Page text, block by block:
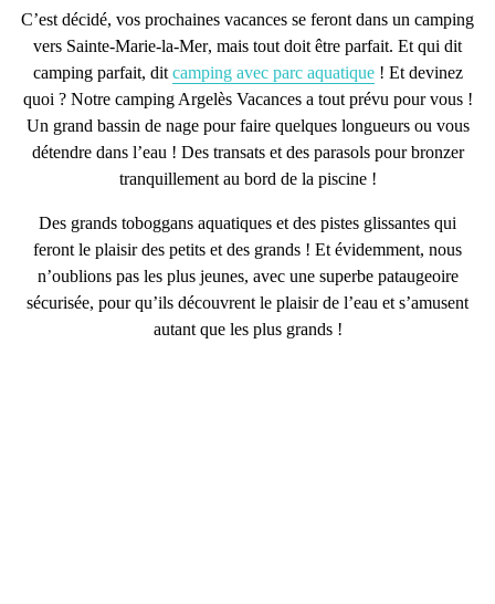
C’est décidé, vos prochaines vacances se feront dans un camping
vers Sainte-Marie-la-Mer, mais tout doit être parfait. Et qui dit
camping parfait, dit camping avec parc aquatique! Et devinez
quoi ? Notre camping Argelès Vacances a tout prévu pour vous !
Un grand bassin de nage pour faire quelques longueurs ou vous
détendre dans l’eau ! Des transats et des parasols pour bronzer
tranquillement au bord de la piscine !
Des grands toboggans aquatiques et des pistes glissantes qui
feront le plaisir des petits et des grands ! Et évidemment, nous
n’oublions pas les plus jeunes, avec une superbe pataugeoire
sécurisée, pour qu’ils découvrent le plaisir de l’eau et s’amusent
autant que les plus grands !